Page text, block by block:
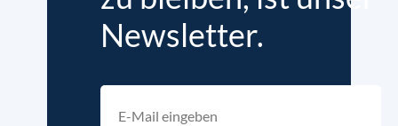
Newsletter.